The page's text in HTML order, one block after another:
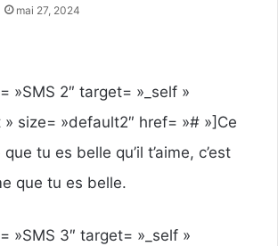
mai 27, 2024
»SMS 2″ target= »_self »
size= »default2″ href= »# »]Ce
tu es belle qu’il t’aime, c’est
que tu es belle.
»SMS 3″ target= »_self »